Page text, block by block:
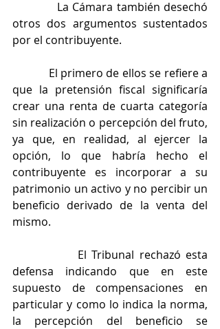
otros dos argumentos sustentados
por el contribuyente.
que la pretensión fiscal significaría
crear una renta de cuarta categoría
sin realización o percepción del fruto,
ya que, en realidad, al ejercer la
opción, lo que habría hecho el
contribuyente es incorporar a su
patrimonio un activo y no percibir un
beneficio derivado de la venta del
mismo.
defensa indicando que en este
supuesto de compensaciones en
particular y como lo indica la norma,
la percepción del beneficio se